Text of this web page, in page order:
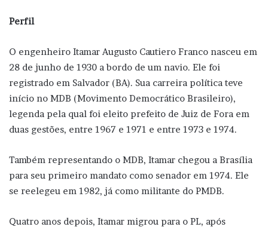
Perfil
O engenheiro Itamar Augusto Cautiero Franco nasceu em
28 de junho de 1930 a bordo de um navio. Ele foi
registrado em Salvador (BA). Sua carreira política teve
início no MDB (Movimento Democrático Brasileiro),
legenda pela qual foi eleito prefeito de Juiz de Fora em
duas gestões, entre 1967 e 1971 e entre 1973 e 1974.
Também representando o MDB, Itamar chegou a Brasília
para seu primeiro mandato como senador em 1974. Ele
se reelegeu em 1982, já como militante do PMDB.
Quatro anos depois, Itamar migrou para o PL, após